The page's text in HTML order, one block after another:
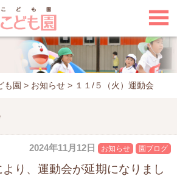

も園 > お知らせ > １１/５（火）運動会
2024年11月12日 お知らせ 園ブログ
り、運動会が延期になりまし